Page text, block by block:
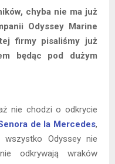
chyba nie ma już
Odyssey Marine
firmy pisaliśmy już
będąc pod dużym
nie chodzi o odkrycie
de la Mercedes,
Odyssey nie
odkrywają wraków